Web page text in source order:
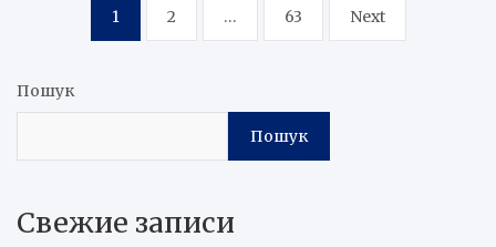
Пагінація
записів
1 2 … 63 Next
Пошук
Пошук
Свежие записи